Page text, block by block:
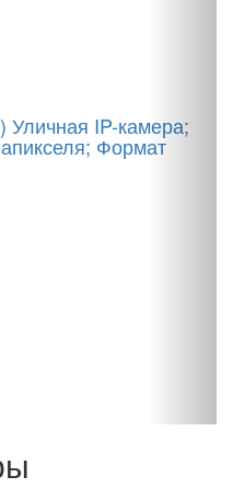
Уличная IP-камера;
Формат